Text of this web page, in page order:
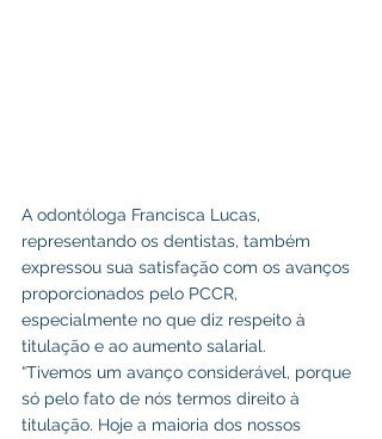
A odontóloga Francisca Lucas,
representando os dentistas, também
expressou sua satisfação com os avanços
proporcionados pelo PCCR,
especialmente no que diz respeito à
titulação e ao aumento salarial.
“Tivemos um avanço considerável, porque
só pelo fato de nós termos direito à
titulação. Hoje a maioria dos nossos